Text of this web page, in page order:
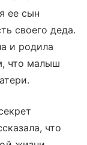
ее сын
своего деда.
и родила
что малыш
что